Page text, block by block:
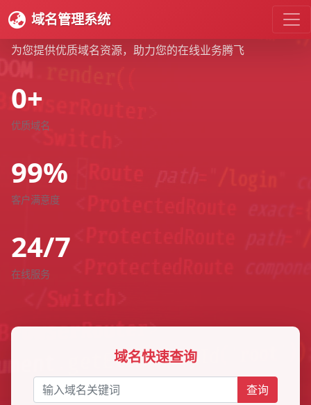
域名管理系统
专业域名交易平台
为您提供优质域名资源，助力您的在线业务腾飞
0+
优质域名
99%
客户满意度
24/7
在线服务
域名快速查询
查询